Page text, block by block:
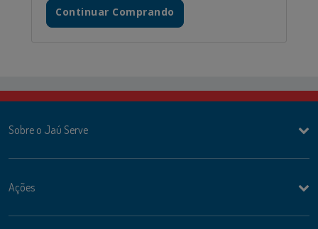
Continuar Comprando
Sobre o Jaú Serve
Ações